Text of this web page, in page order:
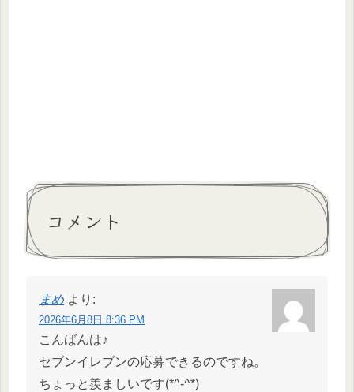
コメント
まめ より:
2026年6月8日 8:36 PM
こんばんは♪
セブンイレブンの応募できるのですね。
ちょっと羨ましいです(*^-^*)